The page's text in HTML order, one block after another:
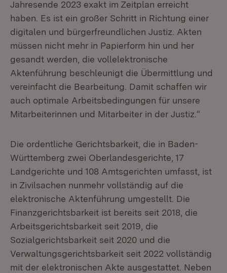
Jahresende 2023 exakt im Zeitplan erreicht
haben. Es ist ein großer Schritt in Richtung einer
digitalen und bürgerfreundlichen Justiz. Akten
müssen nicht mehr in Papierform hin und her
gesandt werden, die vollelektronische
Aktenführung beschleunigt die Übermittlung und
vereinfacht die Bearbeitung. Damit schaffen wir
auch optimale Arbeitsbedingungen für unsere
Mitarbeiterinnen und Mitarbeiter in der Justiz.“
Die ordentliche Gerichtsbarkeit, die in Baden-
Württemberg zwei Oberlandesgerichte, 17
Landgerichte und 108 Amtsgerichten umfasst, ist
in Zivilsachen nunmehr vollständig auf die
elektronische Aktenführung umgestellt. Die
Finanzgerichtsbarkeit ist bereits seit 2018, die
Arbeitsgerichtsbarkeit seit 2019, die
Sozialgerichtsbarkeit seit 2020 und die
Verwaltungsgerichtsbarkeit seit 2022 vollständig
mit der elektronischen Akte ausgestattet. Neben